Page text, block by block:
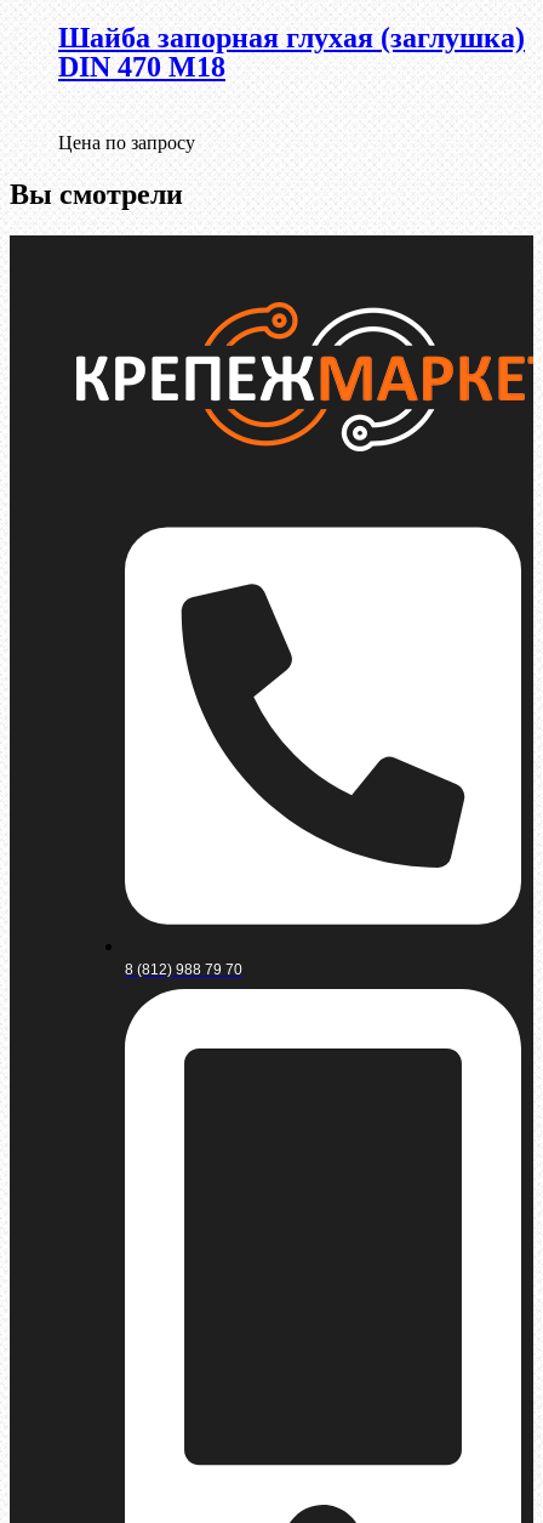
Шайба запорная глухая (заглушка)
DIN 470 М18
Цена по запросу
Вы смотрели
8 (812) 988 79 70